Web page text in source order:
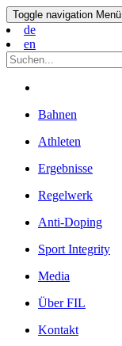
Toggle navigation Menü
de
en
Bahnen
Athleten
Ergebnisse
Regelwerk
Anti-Doping
Sport Integrity
Media
Über FIL
Kontakt